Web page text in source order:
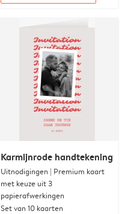
Karmijnrode handtekening
Uitnodigingen | Premium kaart
met keuze uit 3
papierafwerkingen
Set van 10 kaarten